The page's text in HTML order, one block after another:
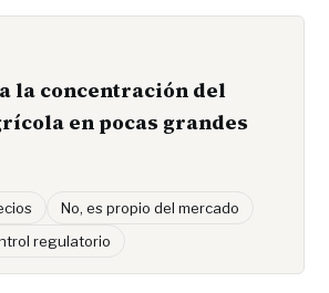
la concentración del
en pocas grandes
No, es propio del mercado
regulatorio